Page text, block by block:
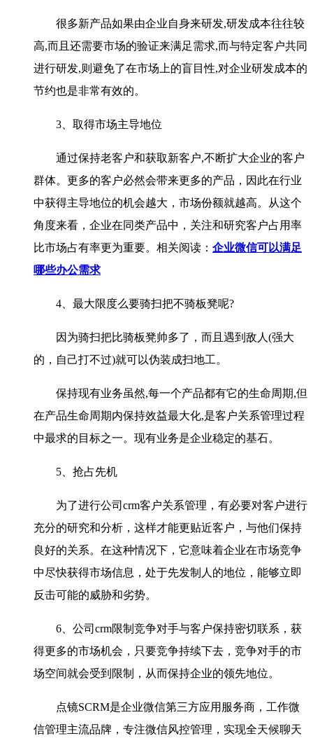
很多新产品如果由企业自身来研发,研发成本往往较
高,而且还需要市场的验证来满足需求,而与特定客户共同
进行研发,则避免了在市场上的盲目性,对企业研发成本的
节约也是非常有效的。
3、取得市场主导地位
通过保持老客户和获取新客户,不断扩大企业的客户
群体。更多的客户必然会带来更多的产品，因此在行业
中获得主导地位的机会越大，市场份额就越高。从这个
角度来看，企业在同类产品中，关注和研究客户占用率
比市场占有率更为重要。相关阅读： 企业微信可以满足
哪些办公需求
4、最大限度么要骑扫把不骑板凳呢?
因为骑扫把比骑板凳帅多了，而且遇到敌人(强大
的，自己打不过)就可以伪装成扫地工。
保持现有业务虽然,每一个产品都有它的生命周期,但
在产品生命周期内保持效益最大化,是客户关系管理过程
中最求的目标之一。现有业务是企业稳定的基石。
5、抢占先机
为了进行公司crm客户关系管理，有必要对客户进行
充分的研究和分析，这样才能更贴近客户，与他们保持
良好的关系。在这种情况下，它意味着企业在市场竞争
中尽快获得市场信息，处于先发制人的地位，能够立即
反击可能的威胁和劣势。
6、公司crm限制竞争对手与客户保持密切联系，获
得更多的市场机会，只要竞争持续下去，竞争对手的市
场空间就会受到限制，从而保持企业的领先地位。
点镜SCRM是企业微信第三方应用服务商，工作微
信管理主流品牌，专注微信风控管理，实现全天候聊天